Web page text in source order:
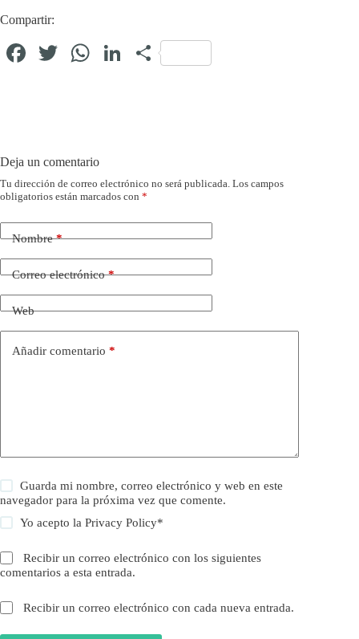
Compartir:
Fa T
W
pp
Li C
r
Deja un comentario
Tu dirección de correo electrónico no será publicada. Los campos
obligatorios están marcados con *
Nombre*
Correo electrónico*
Web
Añadir comentario *
Guarda mi nombre, correo electrónico y web en este
navegador para la próxima vez que comente.
Yo acepto laPrivacy Policy*
Recibir un correo electrónico con los siguientes
comentarios a esta entrada.
Recibir un correo electrónico con cada nueva entrada.